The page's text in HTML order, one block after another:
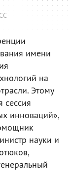
имени
на
Этому
сессия
инноваций»,
науки и